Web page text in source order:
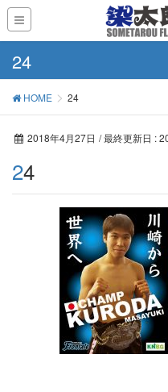
24
HOME 24
2018年4月27日 / 最終更新日 :
24